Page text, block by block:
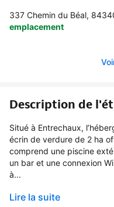
337 Chemin du Béal,
emplacement
Description de
Situé à Entrechaux,
écrin de verdure de 2 ha
comprend une piscine
un bar et une connexion
à...
Lire la suite